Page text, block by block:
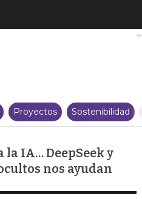
o no querer a la IA…
Proyectos Sostenibilidad
la IA… DeepSeek y
nos ayudan